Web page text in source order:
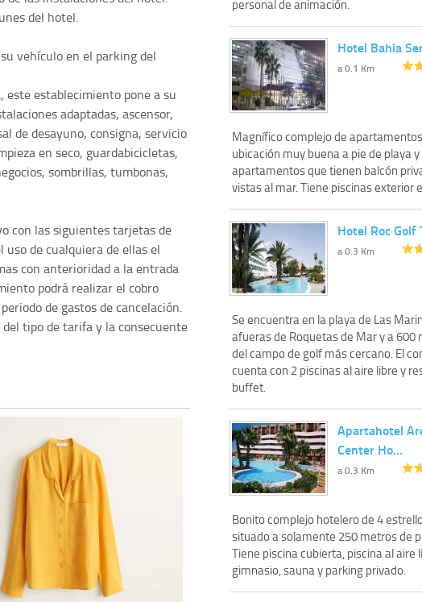
del hotel.
vehículo en el parking del
este establecimiento pone a su
adaptadas, ascensor,
de desayuno, consigna, servicio
en seco, guardabicicletas,
sombrillas, tumbonas,
con las siguientes tarjetas de
de cualquiera de ellas el
con anterioridad a la entrada
podrá realizar el cobro
de gastos de cancelación.
tipo de tarifa y la consecuente
personal de animación.
Hotel Bahia
a 0.1 Km
Magnífico complejo de
ubicación muy buena a pie de playa y
apartamentos que tienen balcón
vistas al mar. Tiene piscinas exterior
Hotel Roc Golf
a 0.3 Km
Se encuentra en la playa de Las
afueras de Roquetas de Mar y a 600
del campo de golf más cercano. El
cuenta con 2 piscinas al aire libre y
buffet.
Apartahotel
Center Ho…
a 0.3 Km
Bonito complejo hotelero de 4
situado a solamente 250 metros de
Tiene piscina cubierta, piscina al aire
gimnasio, sauna y parking privado.